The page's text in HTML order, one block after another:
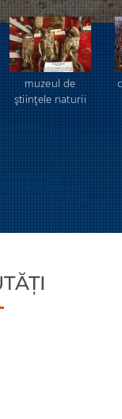
muzeul de
ştiinţele naturii